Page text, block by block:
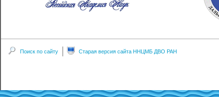
Поиск по сайту Старая версия сайта ННЦМБ ДВО РАН